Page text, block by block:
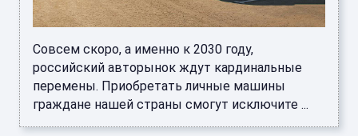
Совсем скоро, а именно к 2030 году,
российский авторынок ждут кардинальные
перемены. Приобретать личные машины
граждане нашей страны смогут исключите ...